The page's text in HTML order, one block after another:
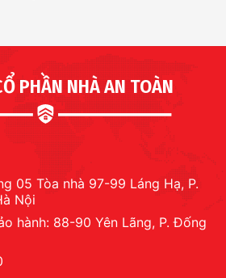
PHẦN NHÀ AN TOÀN
05 Tòa nhà 97-99 Láng Hạ, P.
Nội
hành: 88-90 Yên Lãng, P. Đống